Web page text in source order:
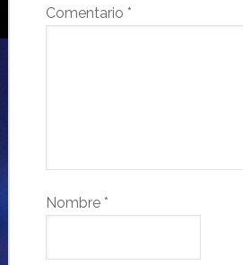
Comentario *
Nombre *